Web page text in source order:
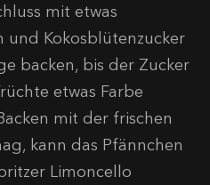
mit etwas
Kokosblütenzucker
backen, bis der Zucker
etwas Farbe
mit der frischen
kann das Pfännchen
Limoncello